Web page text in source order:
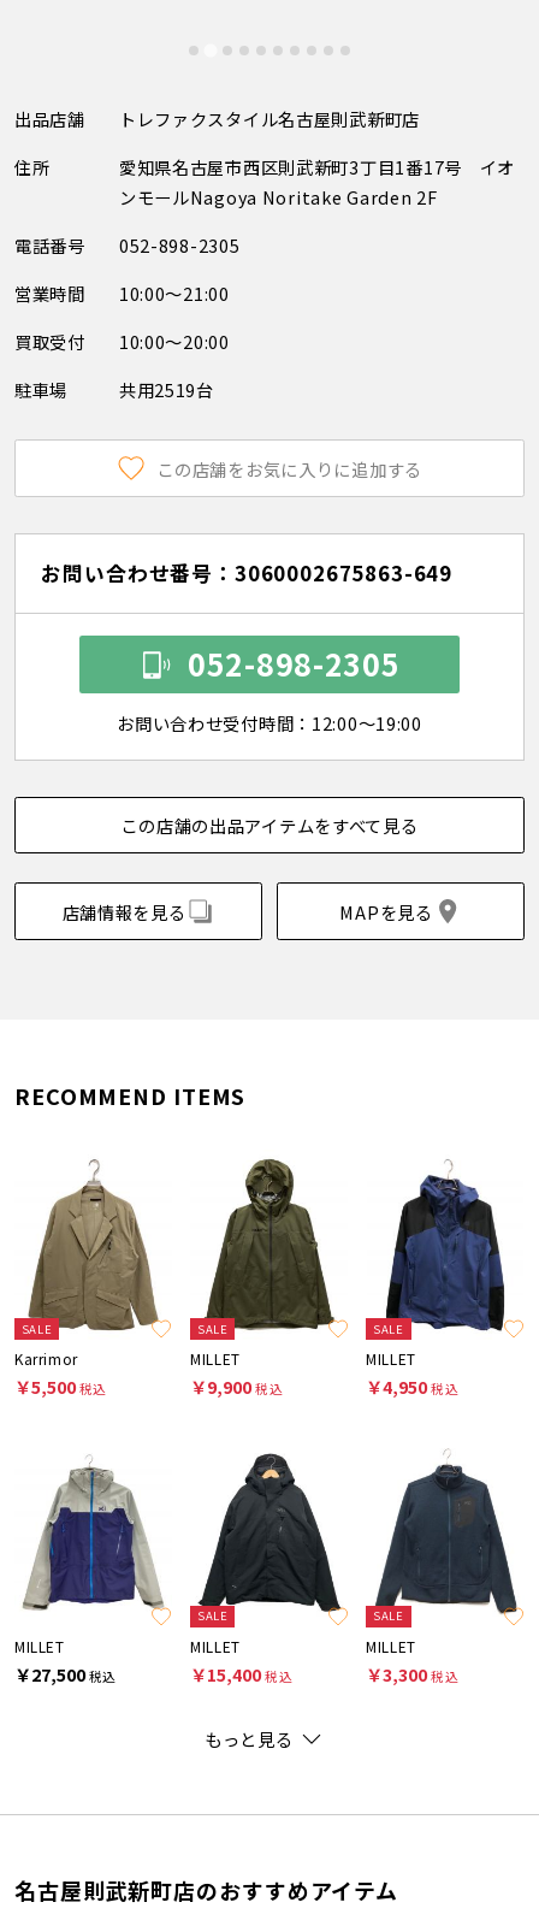
出品店舗
トレファクスタイル名古屋則武新町店
住所
愛知県名古屋市西区則武新町3丁目1番17号 イオ
ンモールNagoya Noritake Garden 2F
電話番号
052-898-2305
営業時間
10:00～21:00
買取受付
10:00～20:00
駐車場
共用2519台
この店舗をお気に入りに追加する
お問い合わせ番号：3060002675863-649
052-898-2305
お問い合わせ受付時間：12:00～19:00
この店舗の出品アイテムをすべて見る
店舗情報を見る MAPを見る
RECOMMEND ITEMS
SALE
Karrimor
￥5,500税込
SALE
MILLET
￥9,900税込
SALE
MILLET
￥4,950税込
MILLET
￥27,500税込
SALE
MILLET
￥15,400税込
SALE
MILLET
￥3,300税込
もっと見る
名古屋則武新町店のおすすめアイテム